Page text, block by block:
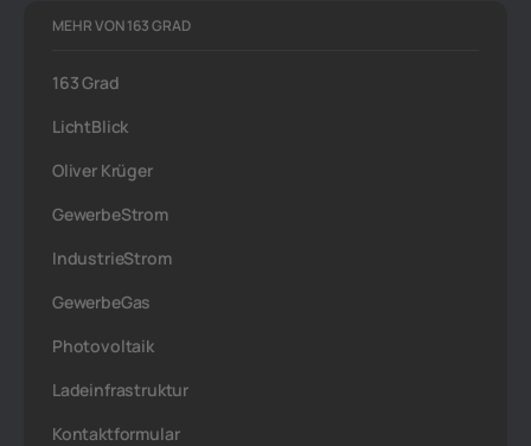
MEHR VON 163 GRAD
163 Grad
LichtBlick
Oliver Krüger
GewerbeStrom
IndustrieStrom
GewerbeGas
Photovoltaik
Ladeinfrastruktur
Kontaktformular